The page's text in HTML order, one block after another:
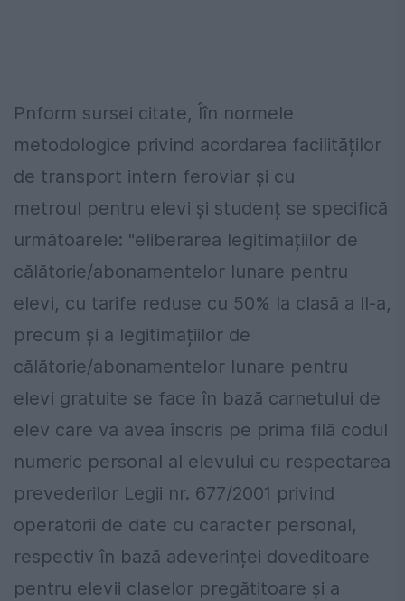
Pnform sursei citate, Îîn normele
metodologice privind acordarea facilităților
de transport intern feroviar și cu
metroul pentru elevi și studenț se specifică
următoarele: "eliberarea legitimațiilor de
călătorie/abonamentelor lunare pentru
elevi, cu tarife reduse cu 50% la clasă a II-a,
precum și a legitimațiilor de
călătorie/abonamentelor lunare pentru
elevi gratuite se face în bază carnetului de
elev care va avea înscris pe prima filă codul
numeric personal al elevului cu respectarea
prevederilor Legii nr. 677/2001 privind
operatorii de date cu caracter personal,
respectiv în bază adeverinței doveditoare
pentru elevii claselor pregătitoare și a